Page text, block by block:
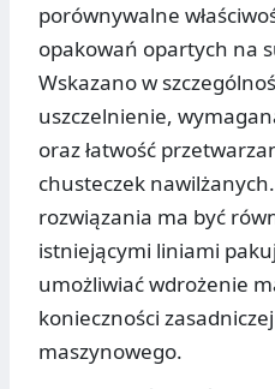
porównywalne
opakowań opartych na
Wskazano w
uszczelnienie,
oraz łatwość
chusteczek
rozwiązania ma być
istniejącymi liniami
umożliwiać wdrożenie
konieczności
maszynowego.